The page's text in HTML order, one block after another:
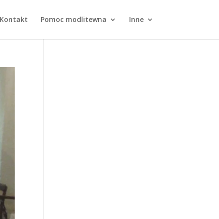
Pomoc modlitewna Inne